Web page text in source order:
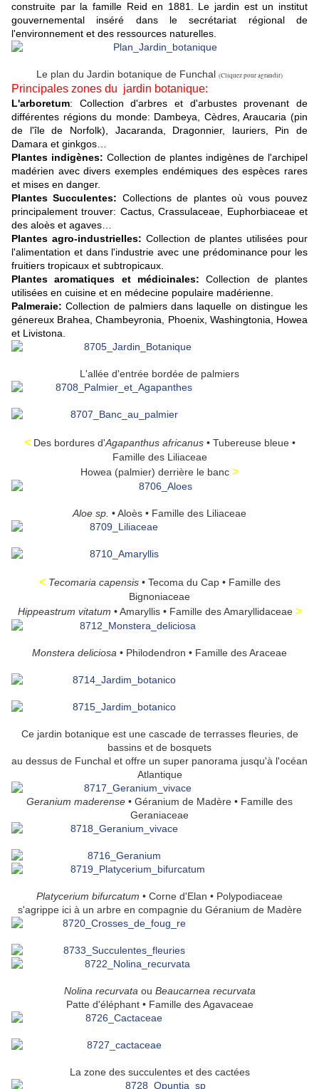
construite par la famille Reid en 1881. Le jardin est un institut
gouvernemental inséré dans le secrétariat régional de
l'environnement et des ressources naturelles.
Le plan du Jardin botanique de Funchal (Cliquez pour agrandir)
Principales zones du jardin botanique:
L'arboretum: Collection d'arbres et d'arbustes provenant de
différentes régions du monde: Dambeya, Cèdres, Araucaria (pin
de l'île de Norfolk), Jacaranda, Dragonnier, lauriers, Pin de
Damara et ginkgos…
Plantes indigènes: Collection de plantes indigènes de l'archipel
madérien avec divers exemples endémiques des espèces rares
et mises en danger.
Plantes Succulentes: Collections de plantes où vous pouvez
principalement trouver: Cactus, Crassulaceae, Euphorbiaceae et
des aloès et agaves…
Plantes agro-industrielles: Collection de plantes utilisées pour
l'alimentation et dans l'industrie avec une prédominance pour les
fruitiers tropicaux et subtropicaux.
Plantes aromatiques et médicinales: Collection de plantes
utilisées en cuisine et en médecine populaire madérienne.
Palmeraie: Collection de palmiers dans laquelle on distingue les
génereux Brahea, Chambeyronia, Phoenix, Washingtonia, Howea
et Livistona.
L'allée d'entrée bordée de palmiers
<Des bordures d'Agapanthus africanus• Tubereuse bleue •
Famille des Liliaceae
Howea (palmier) derrière le banc >
Aloe sp. • Aloès • Famille des Liliaceae
< Tecomaria capensis• Tecoma du Cap • Famille des
Bignoniaceae
Hippeastrum vitatum • Amaryllis • Famille des Amaryllidaceae >
Monstera deliciosa • Philodendron • Famille des Araceae
Ce jardin botanique est une cascade de terrasses fleuries, de
bassins et de bosquets
au dessus de Funchal et offre un super panorama jusqu'à l'océan
Atlantique
Geranium maderense • Géranium de Madère • Famille des
Geraniaceae
Platycerium bifurcatum • Corne d'Elan • Polypodiaceae
s'agrippe ici à un arbre en compagnie du Géranium de Madère
Nolina recurvata ou Beaucarnea recurvata
Patte d'éléphant • Famille des Agavaceae
La zone des succulentes et des cactées